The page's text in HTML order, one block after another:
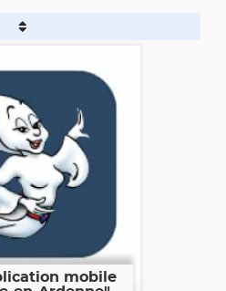
mobile